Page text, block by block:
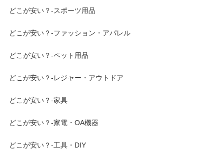
どこが安い？-スポーツ用品
どこが安い？-ファッション・アパレル
どこが安い？-ペット用品
どこが安い？-レジャー・アウトドア
どこが安い？-家具
どこが安い？-家電・OA機器
どこが安い？-工具・DIY